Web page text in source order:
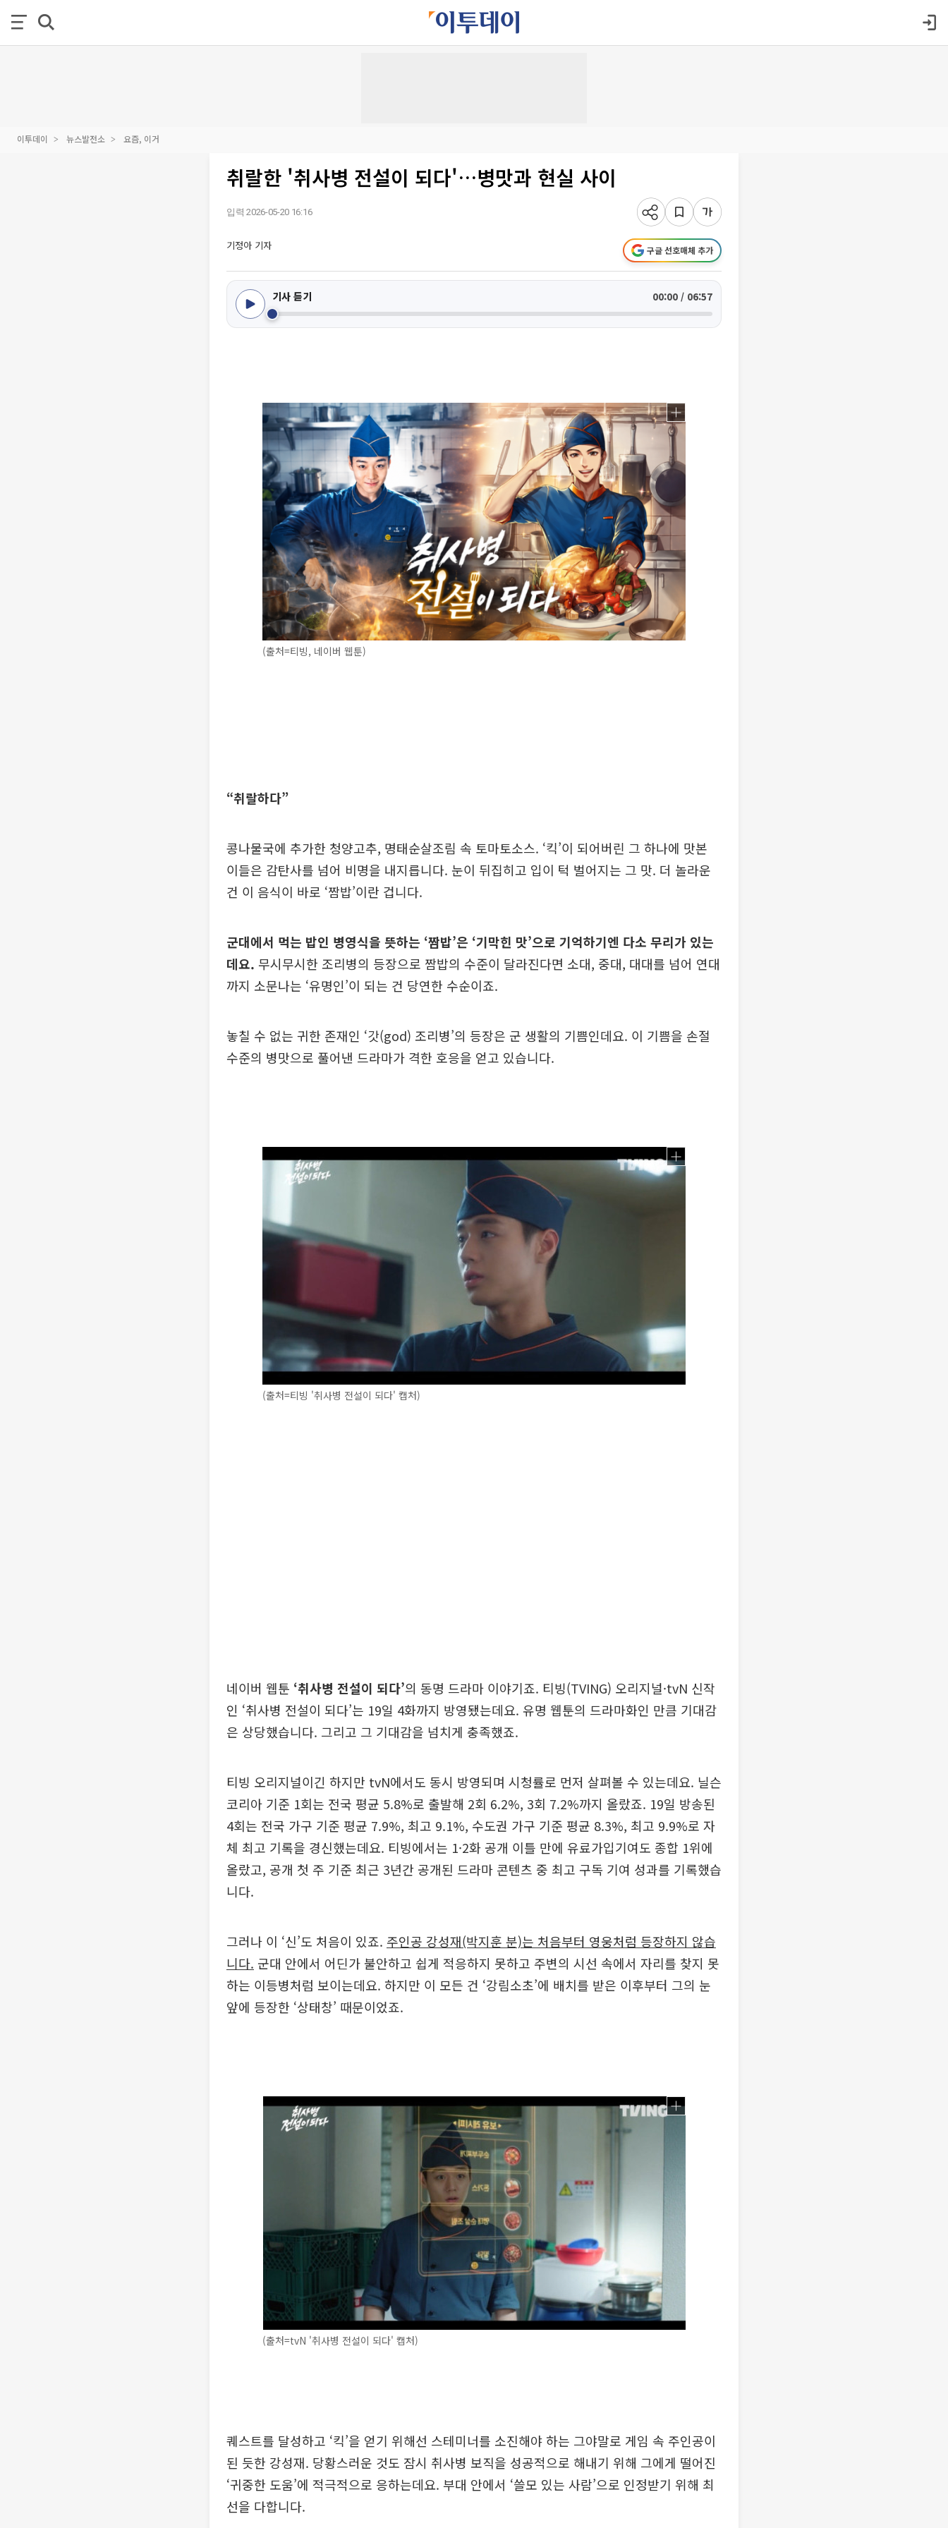
이투데이 뉴스발전소 요즘, 이거
취랄한 '취사병 전설이 되다'…병맛과 현실 사이
입력 2026-05-20 16:16
기정아 기자 구글 선호매체 추가
기사 듣기 00:00 / 06:57
(출처=티빙, 네이버 웹툰)
“취랄하다”
콩나물국에 추가한 청양고추, 명태순살조림 속 토마토소스. ‘킥’이 되어버린 그 하나에 맛본
이들은 감탄사를 넘어 비명을 내지릅니다. 눈이 뒤집히고 입이 턱 벌어지는 그 맛. 더 놀라운
건 이 음식이 바로 ‘짬밥’이란 겁니다.
군대에서 먹는 밥인 병영식을 뜻하는 ‘짬밥’은 ‘기막힌 맛’으로 기억하기엔 다소 무리가 있는
데요. 무시무시한 조리병의 등장으로 짬밥의 수준이 달라진다면 소대, 중대, 대대를 넘어 연대
까지 소문나는 ‘유명인’이 되는 건 당연한 수순이죠.
놓칠 수 없는 귀한 존재인 ‘갓(god) 조리병’의 등장은 군 생활의 기쁨인데요. 이 기쁨을 손절
수준의 병맛으로 풀어낸 드라마가 격한 호응을 얻고 있습니다.
(출처=티빙 '취사병 전설이 되다' 캡처)
네이버 웹툰 ‘취사병 전설이 되다’의 동명 드라마 이야기죠. 티빙(TVING) 오리지널·tvN 신작
인 ‘취사병 전설이 되다’는 19일 4화까지 방영됐는데요. 유명 웹툰의 드라마화인 만큼 기대감
은 상당했습니다. 그리고 그 기대감을 넘치게 충족했죠.
티빙 오리지널이긴 하지만 tvN에서도 동시 방영되며 시청률로 먼저 살펴볼 수 있는데요. 닐슨
코리아 기준 1회는 전국 평균 5.8%로 출발해 2회 6.2%, 3회 7.2%까지 올랐죠. 19일 방송된
4회는 전국 가구 기준 평균 7.9%, 최고 9.1%, 수도권 가구 기준 평균 8.3%, 최고 9.9%로 자
체 최고 기록을 경신했는데요. 티빙에서는 1·2화 공개 이틀 만에 유료가입기여도 종합 1위에
올랐고, 공개 첫 주 기준 최근 3년간 공개된 드라마 콘텐츠 중 최고 구독 기여 성과를 기록했습
니다.
그러나 이 ‘신’도 처음이 있죠. 주인공 강성재(박지훈 분)는 처음부터 영웅처럼 등장하지 않습
니다. 군대 안에서 어딘가 불안하고 쉽게 적응하지 못하고 주변의 시선 속에서 자리를 찾지 못
하는 이등병처럼 보이는데요. 하지만 이 모든 건 ‘강림소초’에 배치를 받은 이후부터 그의 눈
앞에 등장한 ‘상태창’ 때문이었죠.
(출처=tvN '취사병 전설이 되다' 캡처)
퀘스트를 달성하고 ‘킥’을 얻기 위해선 스테미너를 소진해야 하는 그야말로 게임 속 주인공이
된 듯한 강성재. 당황스러운 것도 잠시 취사병 보직을 성공적으로 해내기 위해 그에게 떨어진
‘귀중한 도움’에 적극적으로 응하는데요. 부대 안에서 ‘쓸모 있는 사람’으로 인정받기 위해 최
선을 다합니다.